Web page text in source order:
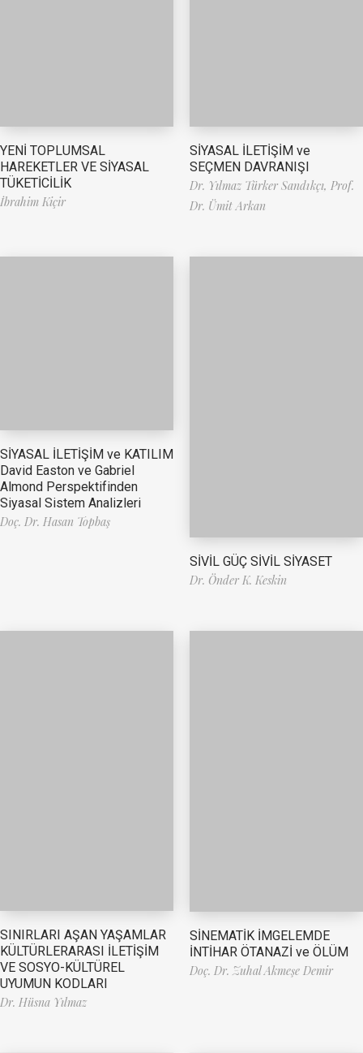
YENİ TOPLUMSAL
HAREKETLER VE SİYASAL
TÜKETİCİLİK
İbrahim Kiçir
SİYASAL İLETİŞİM ve
SEÇMEN DAVRANIŞI
Dr. Yılmaz Türker Sandıkçı, Prof.
Dr. Ümit Arkan
SİYASAL İLETİŞİM ve KATILIM
David Easton ve Gabriel
Almond Perspektifinden
Siyasal Sistem Analizleri
Doç. Dr. Hasan Topbaş
SİVİL GÜÇ SİVİL SİYASET
Dr. Önder K. Keskin
SINIRLARI AŞAN YAŞAMLAR
KÜLTÜRLERARASI İLETİŞİM
VE SOSYO-KÜLTÜREL
UYUMUN KODLARI
Dr. Hüsna Yılmaz
SİNEMATİK İMGELEMDE
İNTİHAR ÖTANAZİ ve ÖLÜM
Doç. Dr. Zuhal Akmeşe Demir